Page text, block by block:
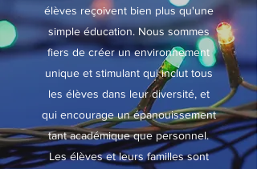
élèves reçoivent bien plus qu'une
simple éducation. Nous sommes
fiers de créer un environnement
unique et stimulant qui inclut tous
les élèves dans leur diversité, et
qui encourage un épanouissement
tant académique que personnel.
Les élèves et leurs familles sont